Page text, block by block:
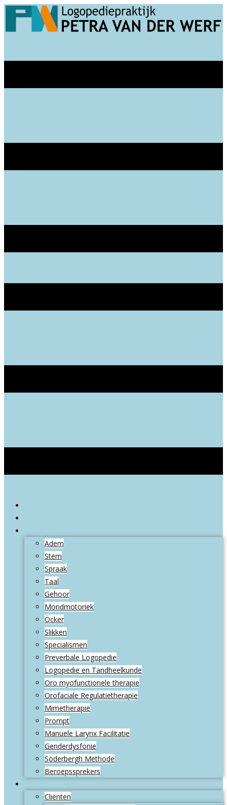
Adem
Stem
Spraak
Taal
Gehoor
Mondmotoriek
Öcker
Slikken
Specialismen
Preverbale Logopedie
Logopedie en Tandheelkunde
Oro myofunctionele therapie
Orofaciale Regulatietherapie
Mimetherapie
Prompt
Manuele Larynx Facilitatie
Genderdysfonie
Söderbergh Methode
Beroepssprekers
Cliënten